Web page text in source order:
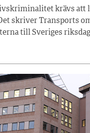
krävs att
skriver Transports
till Sveriges